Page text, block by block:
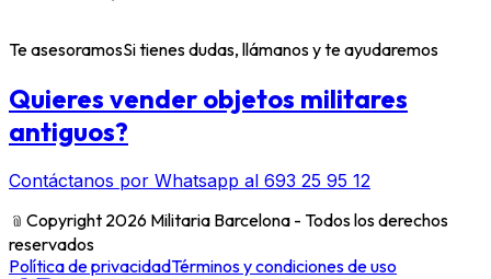
Te asesoramosSi tienes dudas, llámanos y te ayudaremos
Quieres vender objetos militares
antiguos?
Contáctanos por Whatsapp al 693 25 95 12
﹫ Copyright 2026 Militaria Barcelona - Todos los derechos
reservados
Política de privacidadTérminos y condiciones de uso